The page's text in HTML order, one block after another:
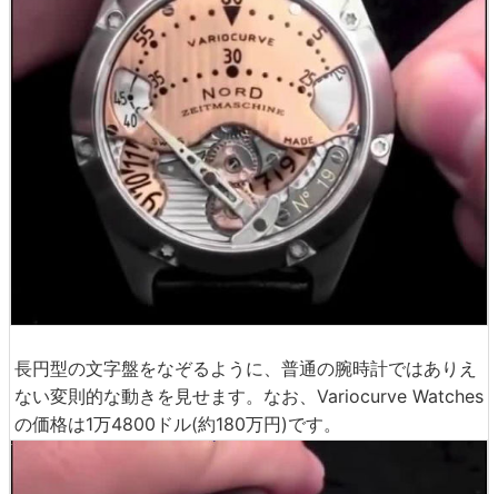
長円型の文字盤をなぞるように、普通の腕時計ではありえ
ない変則的な動きを見せます。なお、Variocurve Watches
の価格は1万4800ドル(約180万円)です。